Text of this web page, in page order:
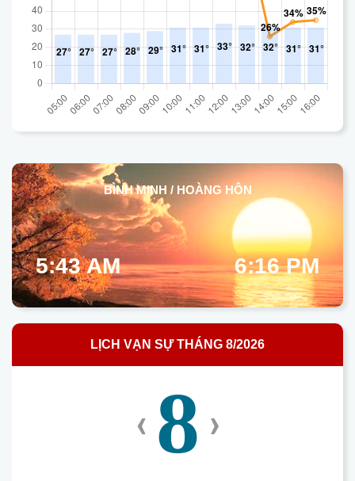
BÌNH MINH / HOÀNG HÔN
5:43 AM 6:16 PM
LỊCH VẠN SỰ THÁNG 8/2026
‹ 8 ›